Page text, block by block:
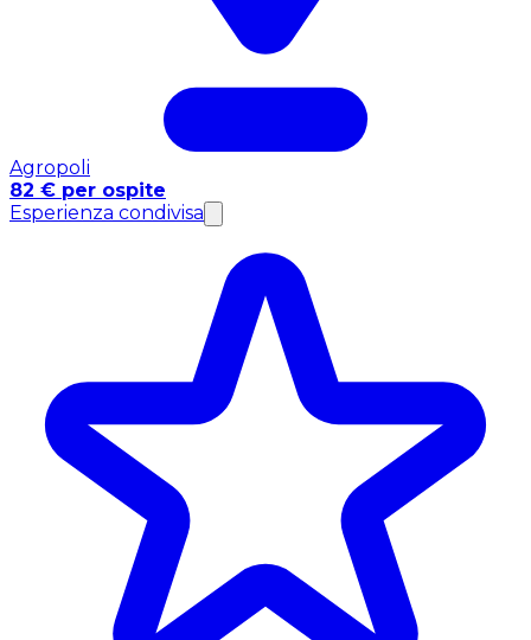
Agropoli
82 € per ospite
Esperienza condivisa